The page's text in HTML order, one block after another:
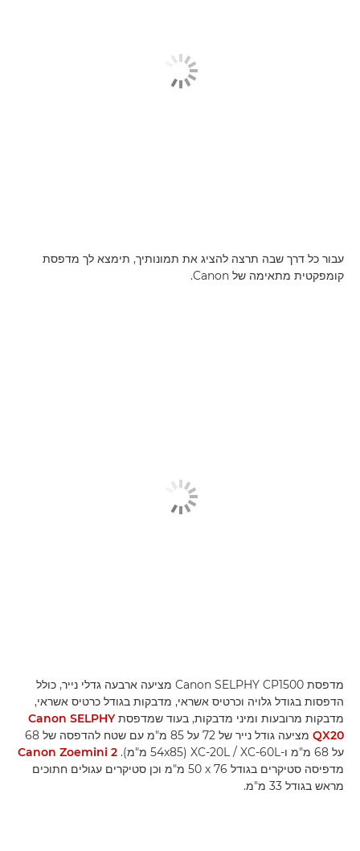
עבור כל דרך שבה תרצה להציג את תמונותיך, תימצא לך מדפסת
קומפקטית מתאימה של Canon.
מדפסת Canon SELPHY CP1500 מציעה ארבעה גדלי נייר, כולל
הדפסות בגודל גלויה וכרטיס אשראי, מדבקות בגודל כרטיס אשראי,
מדבקות מרובעות ומיני מדבקות, בעוד שמדפסתCanon SELPHY
QX20
מציעה גודל נייר של 72 על 85 מ"מ עם שטח להדפסה של 68
על 68 מ"מ ו-XC-20L / XC-60L (54x85 מ"מ).
Canon Zoemini 2
מדפיסה סטיקרים בגודל ‎50 x 76 מ"מ וכן סטיקרים עגולים חתוכים
מראש בגודל 33 מ"מ.